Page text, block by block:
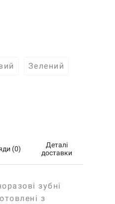
Зелений
(0)
Деталі
доставки
зубні
з